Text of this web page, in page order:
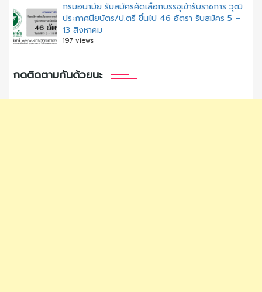
กรมอนามัย รับสมัครคัดเลือกบรรจุเข้ารับราชการ วุฒิ
ประกาศนียบัตร/ป.ตรี ขึ้นไป 46 อัตรา รับสมัคร 5 –
13 สิงหาคม
197 views
กดติดตามกันด้วยนะ